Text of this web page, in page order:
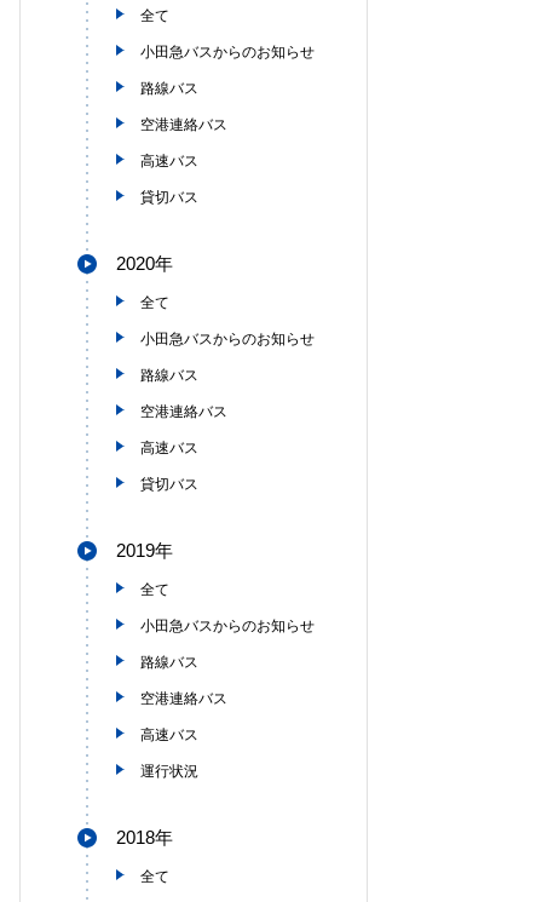
全て
小田急バスからのお知らせ
路線バス
空港連絡バス
高速バス
貸切バス
2020年
全て
小田急バスからのお知らせ
路線バス
空港連絡バス
高速バス
貸切バス
2019年
全て
小田急バスからのお知らせ
路線バス
空港連絡バス
高速バス
運行状況
2018年
全て